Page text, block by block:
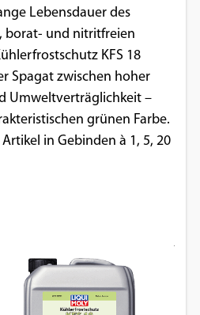
Lebensdauer des
borat- und nitritfreien
KFS 18
Spagat zwischen hoher
Umweltverträglichkeit –
grünen Farbe.
in Gebinden à 1, 5, 20
und
anzeigen zu
diesen externen